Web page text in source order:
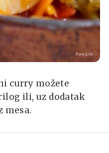
freepik
curry možete
ili, uz dodatak
mesa.